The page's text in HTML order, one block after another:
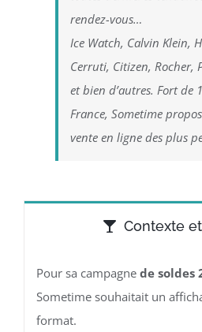
rendez-vous…
Ice Watch, Calvin Klein,
Cerruti, Citizen, Rocher,
et bien d’autres. Fort de
France, Sometime
vente en ligne des plus
Contexte
Pour sa campagne de soldes
Sometime souhaitait un
format.